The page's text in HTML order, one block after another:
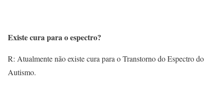
Existe cura para o espectro?
R: Atualmente não existe cura para o Transtorno do Espectro do
Autismo.